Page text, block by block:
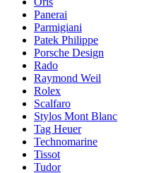
Panerai
Parmigiani
Patek Philippe
Porsche Design
Rado
Raymond Weil
Rolex
Scalfaro
Stylos Mont Blanc
Tag Heuer
Technomarine
Tissot
Tudor